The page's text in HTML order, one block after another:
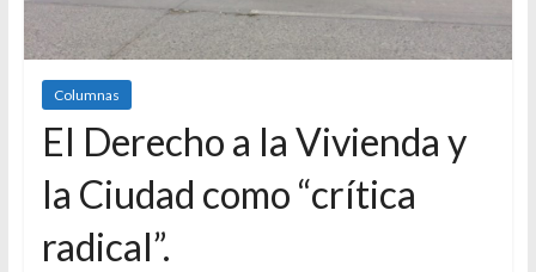
Columnas
El Derecho a la Vivienda y
la Ciudad como “crítica
radical”.